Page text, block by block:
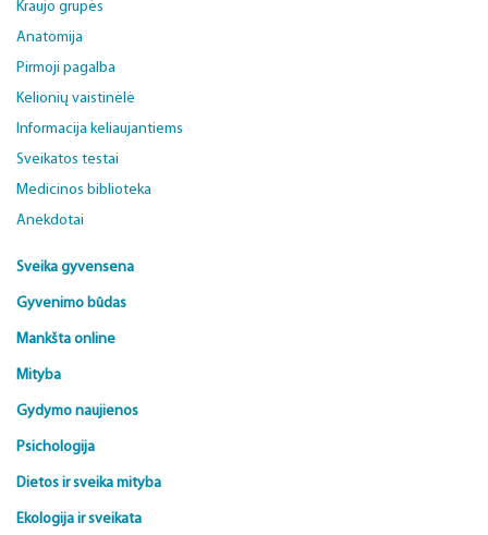
Kraujo grupės
Anatomija
Pirmoji pagalba
Kelionių vaistinėlė
Informacija keliaujantiems
Sveikatos testai
Medicinos biblioteka
Anekdotai
Sveika gyvensena
Gyvenimo būdas
Mankšta online
Mityba
Gydymo naujienos
Psichologija
Dietos ir sveika mityba
Ekologija ir sveikata